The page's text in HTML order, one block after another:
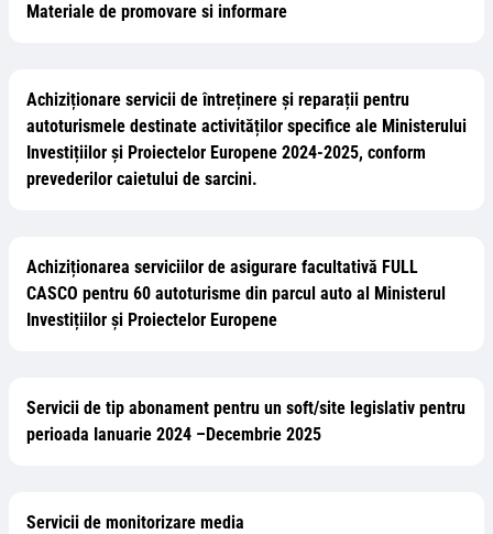
Materiale de promovare si informare
Achiziționare servicii de întreținere și reparații pentru
autoturismele destinate activităților specifice ale Ministerului
Investițiilor și Proiectelor Europene 2024-2025, conform
prevederilor caietului de sarcini.
Achiziționarea serviciilor de asigurare facultativă FULL
CASCO pentru 60 autoturisme din parcul auto al Ministerul
Investițiilor și Proiectelor Europene
Servicii de tip abonament pentru un soft/site legislativ pentru
perioada Ianuarie 2024 –Decembrie 2025
Servicii de monitorizare media